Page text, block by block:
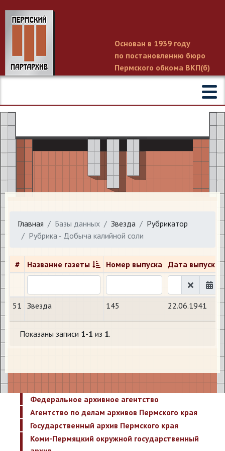
Основан в 1939 году
по постановлению бюро
Пермского обкома ВКП(б)
Главная Базы данных Звезда
Рубрикатор
Рубрика - Добыча калийной соли
# Название газеты Номер выпуска Дата выпуска
51 Звезда 145 22.06.1941
Показаны записи 1-1 из 1.
Федеральное архивное агентство
Агентство по делам архивов Пермского края
Государственный архив Пермского края
Коми-Пермяцкий окружной государственный